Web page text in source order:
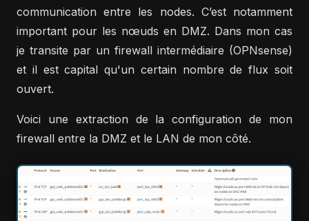
communication entre les nodes. C’est notamment
important pour les nœuds en DMZ. Dans mon cas
je transite par un firewall intermédiaire (OPNsense)
et il est capital qu'un certain nombre de flux soit
ouvert.
Voici une extraction de la configuration de mon
firewall entre la DMZ et le LAN de mon côté.